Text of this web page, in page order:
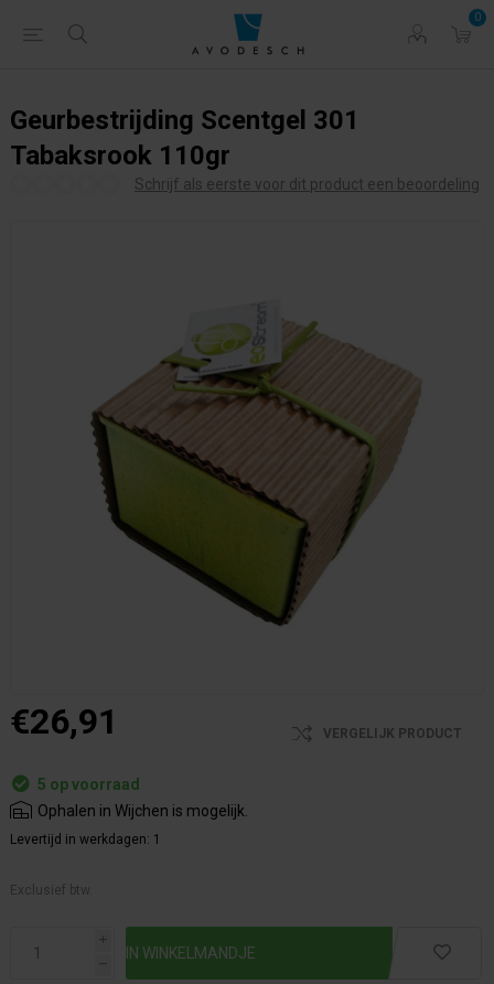
0
Geurbestrijding Scentgel 301
Tabaksrook 110gr
Schrijf als eerste voor dit product een beoordeling
€26,91 VERGELIJK PRODUCT
5 op voorraad
Ophalen in Wijchen is mogelijk.
Levertijd in werkdagen: 1
Exclusief btw.
i
h